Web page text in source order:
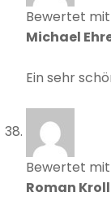
Bewertet mit
Michael
Ein sehr
Bewertet mit
Roman Kroll